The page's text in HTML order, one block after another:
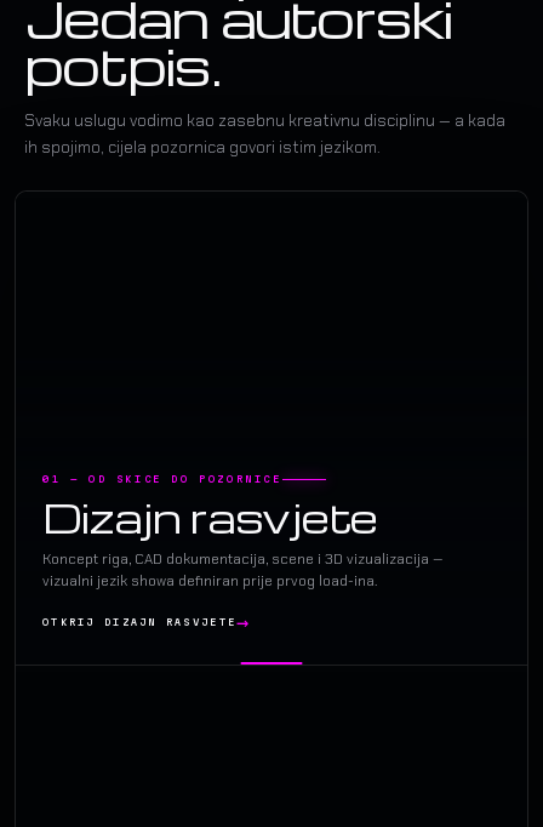
Jedan autorski
potpis.
Svaku uslugu vodimo kao zasebnu kreativnu disciplinu — a kada
ih spojimo, cijela pozornica govori istim jezikom.
01 — OD SKICE DO POZORNICE
Dizajn rasvjete
Koncept riga, CAD dokumentacija, scene i 3D vizualizacija —
vizualni jezik showa definiran prije prvog load-ina.
OTKRIJ DIZAJN RASVJETE